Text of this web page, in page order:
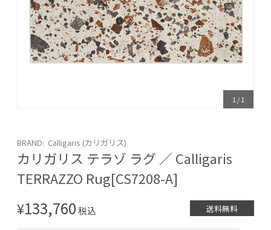
1 /1
BRAND: Calligaris (カリガリス)
カリガリス テラゾ ラグ ／ Calligaris
TERRAZZO Rug[CS7208-A]
¥133,760税込 送料無料